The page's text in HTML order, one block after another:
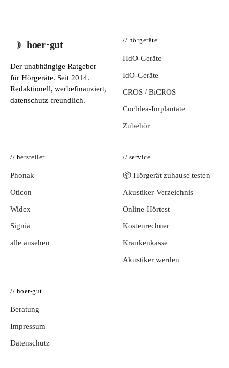
hoer·gut
Der unabhängige Ratgeber
für Hörgeräte. Seit 2014.
Redaktionell, werbefinanziert,
datenschutz-freundlich.
// hörgeräte
HdO-Geräte
IdO-Geräte
CROS / BiCROS
Cochlea-Implantate
Zubehör
// hersteller
Phonak
Oticon
Widex
Signia
alle ansehen
// service
📦 Hörgerät zuhause testen
Akustiker-Verzeichnis
Online-Hörtest
Kostenrechner
Krankenkasse
Akustiker werden
// hoer-gut
Beratung
Impressum
Datenschutz